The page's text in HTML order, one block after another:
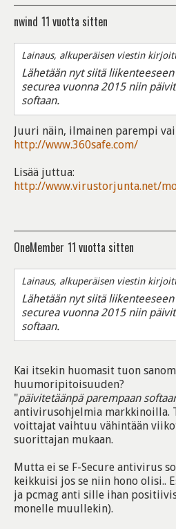
nwind 11 vuotta sitten
Lainaus, alkuperäisen viestin
Lähetään nyt siitä
securea vuonna 2015 niin
softaan.
Juuri näin, ilmainen parempi
http://www.360safe.com/
Lisää juttua:
http://www.virustorjunta.net/
OneMember 11 vuotta sitten
Lainaus, alkuperäisen viestin
Lähetään nyt siitä
securea vuonna 2015 niin
softaan.
Kai itsekin huomasit tuon
huumoripitoisuuden?
"päivitetäänpä parempaan
antivirusohjelmia markkinoilla.
voittajat vaihtuu vähintään
suorittajan mukaan.
Mutta ei se F-Secure antivirus
keikkuisi jos se niin hono olisi..
ja pcmag anti sille ihan
monelle muullekin).